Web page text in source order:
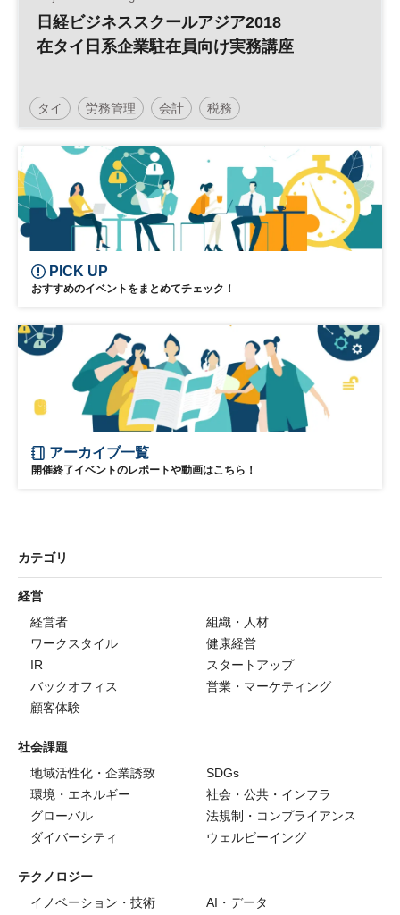
日経ビジネススクールアジア2018
在タイ日系企業駐在員向け実務講座
タイ 労務管理 会計 税務
PICK UP
おすすめのイベントをまとめてチェック！
アーカイブ一覧
開催終了イベントのレポートや動画はこちら！
カテゴリ
経営
経営者
組織・人材
ワークスタイル
健康経営
IR
スタートアップ
バックオフィス
営業・マーケティング
顧客体験
社会課題
地域活性化・企業誘致
SDGs
環境・エネルギー
社会・公共・インフラ
グローバル
法規制・コンプライアンス
ダイバーシティ
ウェルビーイング
テクノロジー
イノベーション・技術
AI・データ